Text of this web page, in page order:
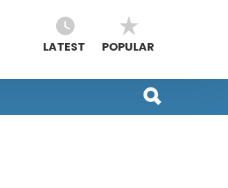
LATEST POPULAR